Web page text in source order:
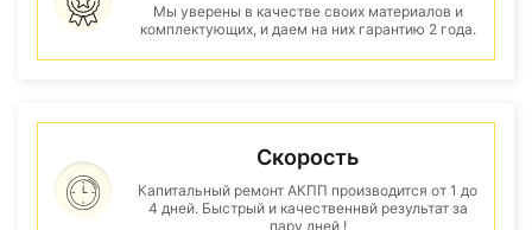
Мы уверены в качестве своих материалов и
комплектующих, и даем на них гарантию 2 года.
Скорость
Капитальный ремонт АКПП производится от 1 до
4 дней. Быстрый и качественнвй результат за
пару дней !